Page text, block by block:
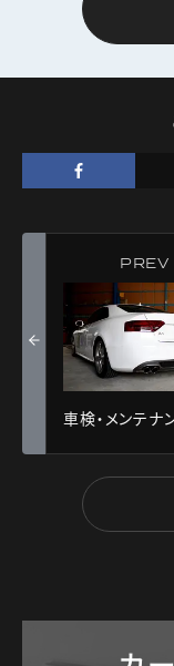
PREV
車検・メンテナン